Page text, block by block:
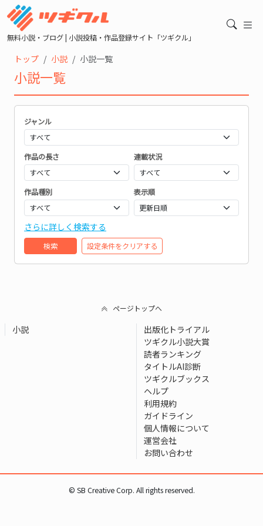
無料小説・ブログ | 小説投稿・作品登録サイト「ツギクル」
トップ 小説 小説一覧
小説一覧
ジャンル
作品の長さ 連載状況
作品種別 表示順
さらに詳しく検索する
検索 設定条件をクリアする
ページトップへ
小説
出版化トライアル
ツギクル小説大賞
読者ランキング
タイトルAI診断
ツギクルブックス
ヘルプ
利用規約
ガイドライン
個人情報について
運営会社
お問い合わせ
© SB Creative Corp. All rights reserved.